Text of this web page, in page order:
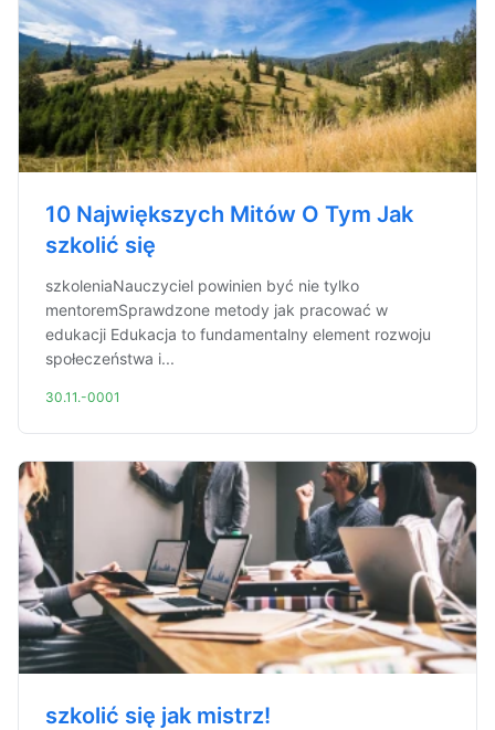
10 Największych Mitów O Tym Jak
szkolić się
szkoleniaNauczyciel powinien być nie tylko
mentoremSprawdzone metody jak pracować w
edukacji Edukacja to fundamentalny element rozwoju
społeczeństwa i...
30.11.-0001
szkolić się jak mistrz!